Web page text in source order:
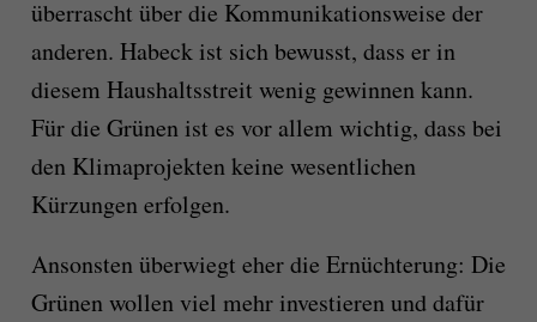
überrascht über die Kommunikationsweise der
anderen. Habeck ist sich bewusst, dass er in
diesem Haushaltsstreit wenig gewinnen kann.
Für die Grünen ist es vor allem wichtig, dass bei
den Klimaprojekten keine wesentlichen
Kürzungen erfolgen.
Ansonsten überwiegt eher die Ernüchterung: Die
Grünen wollen viel mehr investieren und dafür